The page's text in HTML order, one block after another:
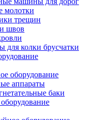
молотки
трещин
швов
для колки брусчатки
оборудование
аппараты
баки